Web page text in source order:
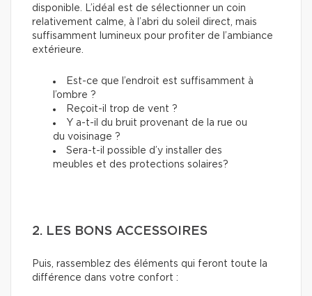
disponible. L’idéal est de sélectionner un coin
relativement calme, à l’abri du soleil direct, mais
suffisamment lumineux pour profiter de l’ambiance
extérieure.
Est-ce que l’endroit est suffisamment à
l’ombre ?
Reçoit-il trop de vent ?
Y a-t-il du bruit provenant de la rue ou
du voisinage ?
Sera-t-il possible d’y installer des
meubles et des protections solaires?
2. LES BONS ACCESSOIRES
Puis, rassemblez des éléments qui feront toute la
différence dans votre confort :